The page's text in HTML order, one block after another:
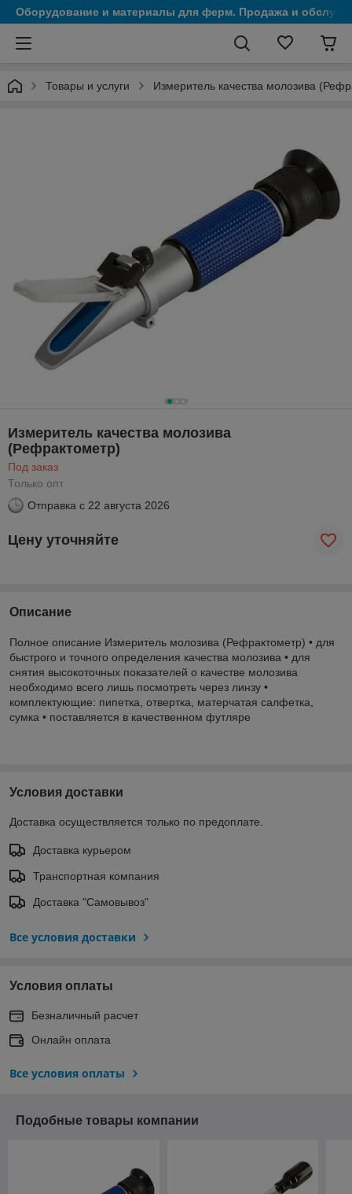
Оборудование и материалы для ферм. Продажа и
Товары и услуги Измеритель качества молозива
Измеритель качества молозива
(Рефрактометр)
Под заказ
Только опт
Отправка с 22 августа 2026
Цену уточняйте
Описание
Полное описание Измеритель молозива (Рефрактометр) • для
быстрого и точного определения качества молозива • для
снятия высокоточных показателей о качестве молозива
необходимо всего лишь посмотреть через линзу •
комплектующие: пипетка, отвертка, матерчатая салфетка,
сумка • поставляется в качественном футляре
Условия доставки
Доставка осуществляется только по предоплате.
Доставка курьером
Транспортная компания
Доставка "Самовывоз"
Все условия доставки
Условия оплаты
Безналичный расчет
Онлайн оплата
Все условия оплаты
Подобные товары компании